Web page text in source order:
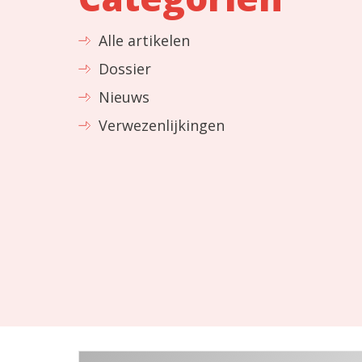
Alle artikelen
Dossier
Nieuws
Verwezenlijkingen